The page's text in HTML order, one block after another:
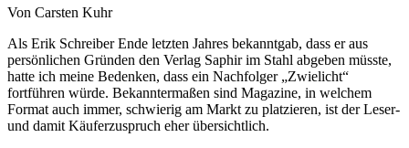
Von Carsten Kuhr
Als Erik Schreiber Ende letzten Jahres bekanntgab, dass er aus
persönlichen Gründen den Verlag Saphir im Stahl abgeben müsste,
hatte ich meine Bedenken, dass ein Nachfolger „Zwielicht“
fortführen würde. Bekanntermaßen sind Magazine, in welchem
Format auch immer, schwierig am Markt zu platzieren, ist der Leser-
und damit Käuferzuspruch eher übersichtlich.